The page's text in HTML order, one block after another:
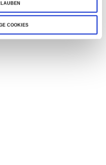
COOKIES